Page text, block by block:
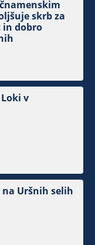
skrb za
in dobro
v
Uršnih selih